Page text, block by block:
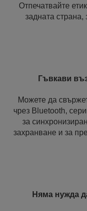
Отпечатвайте
задната
Гъвкави
Можете да
чрез Bluetooth,
за
захранване и за
Няма нужда